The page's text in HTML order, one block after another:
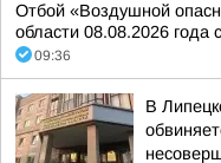
Отбой «Воздушной
области 08.08.2026 года
09:36
В